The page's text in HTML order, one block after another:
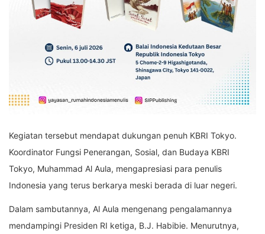
Kegiatan tersebut mendapat dukungan penuh KBRI Tokyo.
Koordinator Fungsi Penerangan, Sosial, dan Budaya KBRI
Tokyo, Muhammad Al Aula, mengapresiasi para penulis
Indonesia yang terus berkarya meski berada di luar negeri.
Dalam sambutannya, Al Aula mengenang pengalamannya
mendampingi Presiden RI ketiga, B.J. Habibie. Menurutnya,